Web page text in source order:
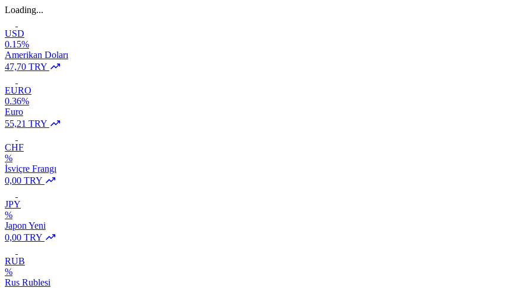
Loading...
USD
0.15%
Amerikan Doları
47,70 TRY
EURO
0.36%
Euro
55,21 TRY
CHF
%
İsviçre Frangı
0,00 TRY
JPY
%
Japon Yeni
0,00 TRY
RUB
%
Rus Rublesi